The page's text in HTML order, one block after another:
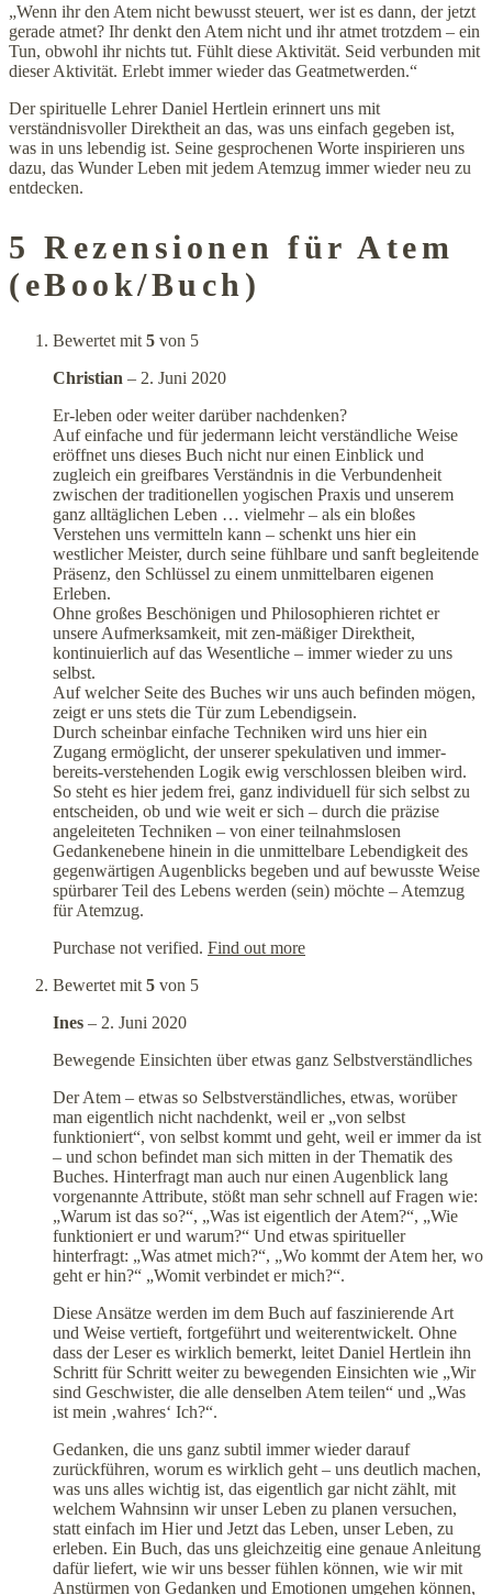
„Wenn ihr den Atem nicht bewusst steuert, wer ist es dann, der jetzt
gerade atmet? Ihr denkt den Atem nicht und ihr atmet trotzdem – ein
Tun, obwohl ihr nichts tut. Fühlt diese Aktivität. Seid verbunden mit
dieser Aktivität. Erlebt immer wieder das Geatmetwerden.“
Der spirituelle Lehrer Daniel Hertlein erinnert uns mit
verständnisvoller Direktheit an das, was uns einfach gegeben ist,
was in uns lebendig ist. Seine gesprochenen Worte inspirieren uns
dazu, das Wunder Leben mit jedem Atemzug immer wieder neu zu
entdecken.
5 Rezensionen für Atem
(eBook/Buch)
Bewertet mit 5 von 5
Christian – 2. Juni 2020
Er-leben oder weiter darüber nachdenken?
Auf einfache und für jedermann leicht verständliche Weise
eröffnet uns dieses Buch nicht nur einen Einblick und
zugleich ein greifbares Verständnis in die Verbundenheit
zwischen der traditionellen yogischen Praxis und unserem
ganz alltäglichen Leben … vielmehr – als ein bloßes
Verstehen uns vermitteln kann – schenkt uns hier ein
westlicher Meister, durch seine fühlbare und sanft begleitende
Präsenz, den Schlüssel zu einem unmittelbaren eigenen
Erleben.
Ohne großes Beschönigen und Philosophieren richtet er
unsere Aufmerksamkeit, mit zen-mäßiger Direktheit,
kontinuierlich auf das Wesentliche – immer wieder zu uns
selbst.
Auf welcher Seite des Buches wir uns auch befinden mögen,
zeigt er uns stets die Tür zum Lebendigsein.
Durch scheinbar einfache Techniken wird uns hier ein
Zugang ermöglicht, der unserer spekulativen und immer-
bereits-verstehenden Logik ewig verschlossen bleiben wird.
So steht es hier jedem frei, ganz individuell für sich selbst zu
entscheiden, ob und wie weit er sich – durch die präzise
angeleiteten Techniken – von einer teilnahmslosen
Gedankenebene hinein in die unmittelbare Lebendigkeit des
gegenwärtigen Augenblicks begeben und auf bewusste Weise
spürbarer Teil des Lebens werden (sein) möchte – Atemzug
für Atemzug.
Purchase not verified. Find out more
Bewertet mit 5 von 5
Ines – 2. Juni 2020
Bewegende Einsichten über etwas ganz Selbstverständliches
Der Atem – etwas so Selbstverständliches, etwas, worüber
man eigentlich nicht nachdenkt, weil er „von selbst
funktioniert“, von selbst kommt und geht, weil er immer da ist
– und schon befindet man sich mitten in der Thematik des
Buches. Hinterfragt man auch nur einen Augenblick lang
vorgenannte Attribute, stößt man sehr schnell auf Fragen wie:
„Warum ist das so?“, „Was ist eigentlich der Atem?“, „Wie
funktioniert er und warum?“ Und etwas spiritueller
hinterfragt: „Was atmet mich?“, „Wo kommt der Atem her, wo
geht er hin?“ „Womit verbindet er mich?“.
Diese Ansätze werden im dem Buch auf faszinierende Art
und Weise vertieft, fortgeführt und weiterentwickelt. Ohne
dass der Leser es wirklich bemerkt, leitet Daniel Hertlein ihn
Schritt für Schritt weiter zu bewegenden Einsichten wie „Wir
sind Geschwister, die alle denselben Atem teilen“ und „Was
ist mein ‚wahres‘ Ich?“.
Gedanken, die uns ganz subtil immer wieder darauf
zurückführen, worum es wirklich geht – uns deutlich machen,
was uns alles wichtig ist, das eigentlich gar nicht zählt, mit
welchem Wahnsinn wir unser Leben zu planen versuchen,
statt einfach im Hier und Jetzt das Leben, unser Leben, zu
erleben. Ein Buch, das uns gleichzeitig eine genaue Anleitung
dafür liefert, wie wir uns besser fühlen können, wie wir mit
Anstürmen von Gedanken und Emotionen umgehen können,